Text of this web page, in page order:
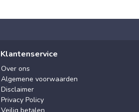
Klantenservice
Over ons
Algemene voorwaarden
Disclaimer
Privacy Policy
Veilig betalen